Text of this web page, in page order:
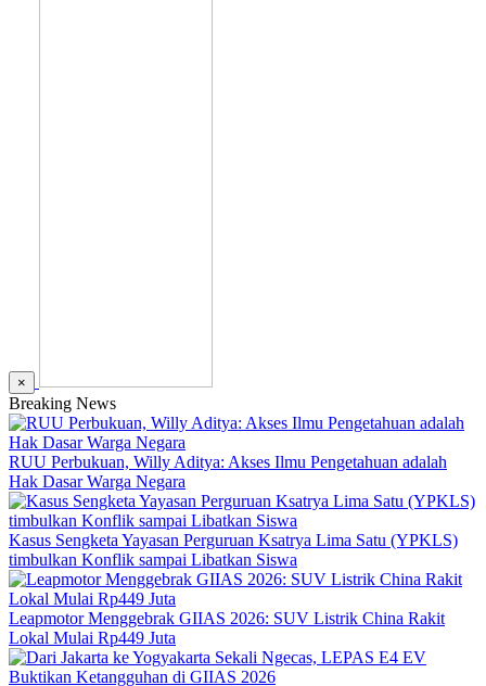
×
Breaking News
RUU Perbukuan, Willy Aditya: Akses Ilmu Pengetahuan adalah
Hak Dasar Warga Negara
Kasus Sengketa Yayasan Perguruan Ksatrya Lima Satu (YPKLS)
timbulkan Konflik sampai Libatkan Siswa
Leapmotor Menggebrak GIIAS 2026: SUV Listrik China Rakit
Lokal Mulai Rp449 Juta